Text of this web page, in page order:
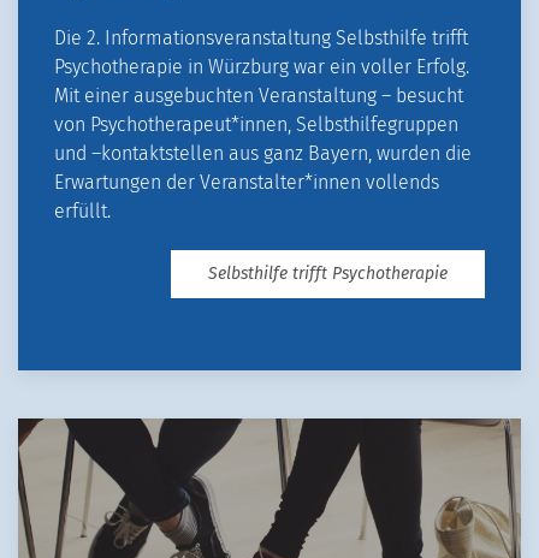
Die 2. Informationsveranstaltung Selbsthilfe trifft
Psychotherapie in Würzburg war ein voller Erfolg.
Mit einer ausgebuchten Veranstaltung – besucht
von Psychotherapeut*innen, Selbsthilfegruppen
und –kontaktstellen aus ganz Bayern, wurden die
Erwartungen der Veranstalter*innen vollends
erfüllt.
Selbsthilfe trifft Psychotherapie